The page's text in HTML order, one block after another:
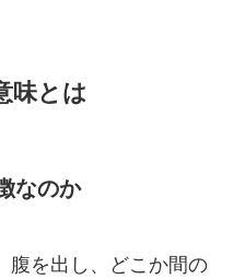
味とは
なのか
腹を出し、どこか間の